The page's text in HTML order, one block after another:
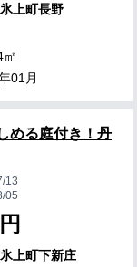
上町長野
01月
める庭付き！丹
13
05
上町下新庄